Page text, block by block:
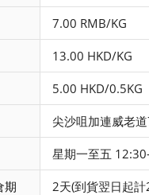
7.00 RMB/KG
13.00 HKD/KG
5.00 HKD/0.5KG
尖沙咀加連威老
星期一至五
期 2天(到貨翌日起